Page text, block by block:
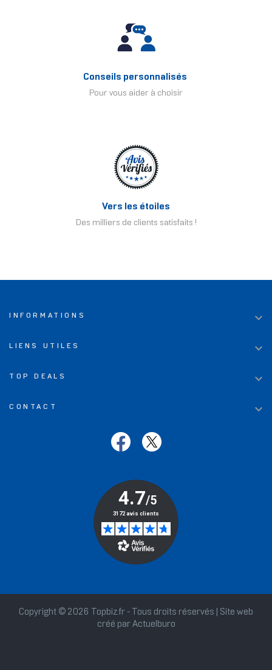
Conseils personnalisés
Pour vous aider à choisir
Vers les étoiles
Des milliers de clients satisfaits !
INFORMATIONS 
LIENS UTILES 
TOP DEALS 
CONTACT 
Copyright © 2026 Topbiz.fr - Tous droits réservés | Site web
créé par Actuelburo